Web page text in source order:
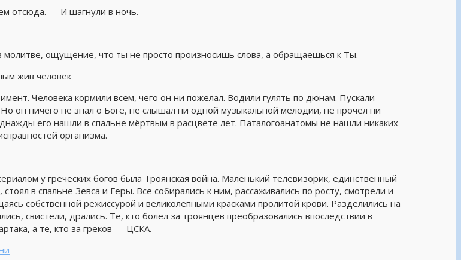
отсюда. — И шагнули в ночь.
молитве, ощущение, что ты не просто произносишь слова, а обращаешься к Ты.
жив человек
Человека кормили всем, чего он ни пожелал. Водили гулять по дюнам. Пускали
Но он ничего не знал о Боге, не слышал ни одной музыкальной мелодии, не прочёл ни
его нашли в спальне мёртвым в расцвете лет. Паталогоанатомы не нашли никаких
организма.
у греческих богов была Троянская война. Маленький телевизорик, единственный
в спальне Зевса и Геры. Все собирались к ним, рассаживались по росту, смотрели и
собственной режиссурой и великолепными красками пролитой крови. Разделились на
свистели, дрались. Те, кто болел за троянцев преобразовались впоследствии в
а те, кто за греков — ЦСКА.